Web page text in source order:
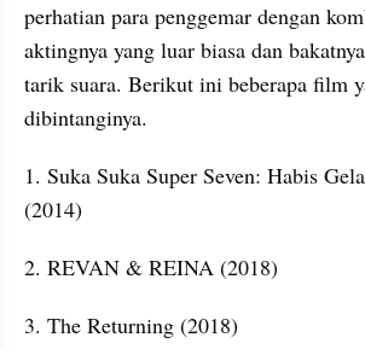
perhatian para penggemar dengan
aktingnya yang luar biasa dan
tarik suara. Berikut ini beberapa film
dibintanginya.
1. Suka Suka Super Seven: Habis
(2014)
2. REVAN & REINA (2018)
3. The Returning (2018)